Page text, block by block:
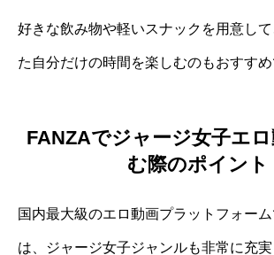
好きな飲み物や軽いスナックを用意し
た自分だけの時間を楽しむのもおすすめ
FANZAでジャージ女子エ
む際のポイント
国内最大級のエロ動画プラットフォー
は、ジャージ女子ジャンルも非常に充実